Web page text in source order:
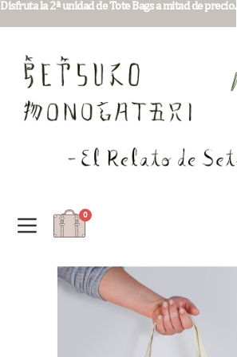
0
Disfruta la 2ª unidad de Tote Bags a mitad de precio.